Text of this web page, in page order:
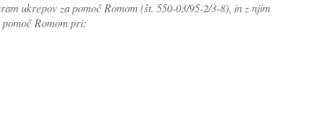
ukrepov za pomoč Romom (št. 550-03/95-2/3-8), in z njim
Romom pri: